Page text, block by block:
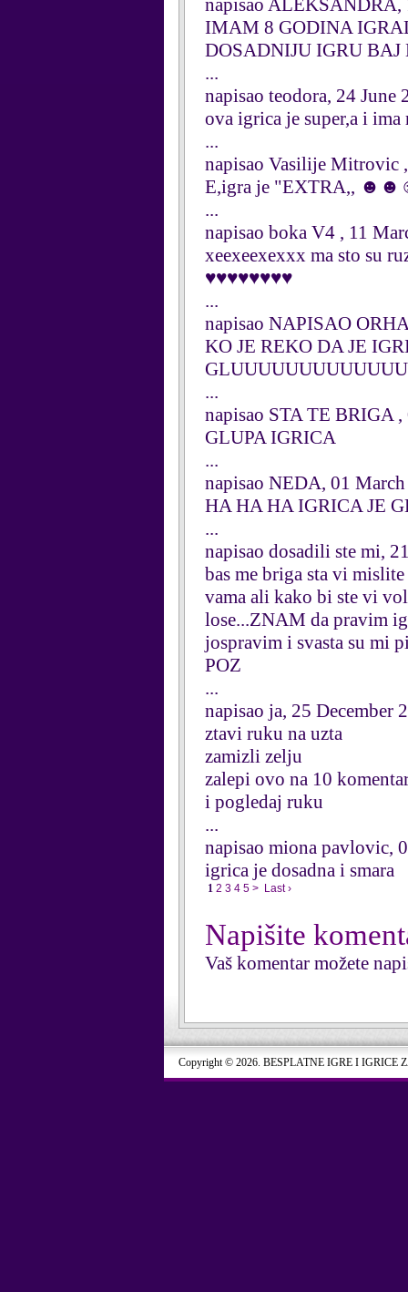
napisao ALEKSANDRA,
IMAM 8 GODINA
DOSADNIJU IGRU BAJ
...
napisao teodora, 24 June
ova igrica je super,a i
...
napisao Vasilije Mitrovic
E,igra je "EXTRA,,
...
napisao boka V4 , 11
xeexeexexxx ma sto su
♥♥♥♥♥♥♥♥
...
napisao NAPISAO
KO JE REKO DA JE
...
napisao STA TE BRIGA
GLUPA IGRICA
...
napisao NEDA, 01
HA HA HA IGRICA JE
...
napisao dosadili ste mi,
bas me briga sta vi
vama ali kako bi ste vi
lose...ZNAM da pravim
jospravim i svasta su mi
POZ
...
napisao ja, 25 December
ztavi ruku na uzta
zamizli zelju
zalepi ovo na 10
i pogledaj ruku
...
napisao miona pavlovic,
igrica je dosadna i smara
1 2 3 4 5 > Last ›
Napišite
Vaš komentar možete
Copyright © 2026. BESPLATNE IGRE I IGRICE